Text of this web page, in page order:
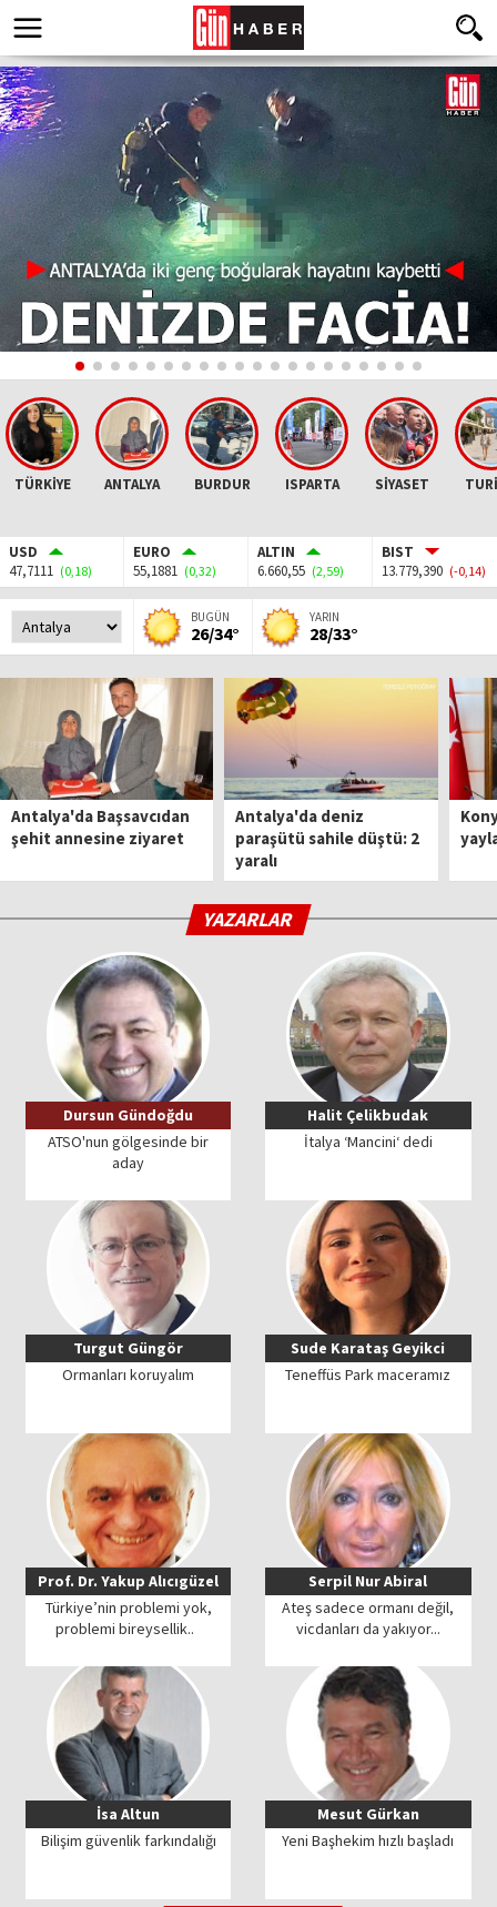
TÜRKİYE ANTALYA BURDUR ISPARTA SİYASET
USD
47,7111 (0,18)
EURO
55,1881 (0,32)
ALTIN
6.660,55 (2,59)
BIST
13.779,390 (-0,14)
BUGÜN
26/34°
YARIN
28/33°
Antalya'da Başsavcıdan
şehit annesine ziyaret
Antalya'da deniz
paraşütü sahile düştü: 2
yaralı
YAZARLAR
Dursun Gündoğdu
ATSO'nun gölgesinde bir
aday
Halit Çelikbudak
İtalya ‘Mancini‘ dedi
Turgut Güngör
Ormanları koruyalım
Sude Karataş Geyikci
Teneffüs Park maceramız
Prof. Dr. Yakup Alıcıgüzel
Türkiye’nin problemi yok,
problemi bireysellik..
Serpil Nur Abiral
Ateş sadece ormanı değil,
vicdanları da yakıyor...
İsa Altun
Bilişim güvenlik farkındalığı
Mesut Gürkan
Yeni Başhekim hızlı başladı